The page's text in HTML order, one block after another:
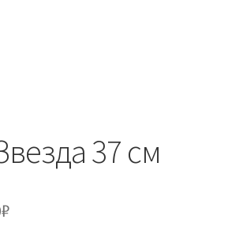
37 см
₽Текущая